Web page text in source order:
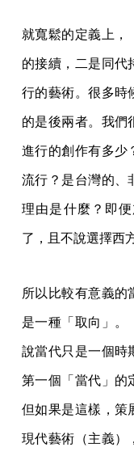
就寬鬆的定義上，
的接續，二是同代
行的藝術。很多時
的是後兩者。我們
進行的創作有多少
流行？是台灣的、
理由是什麼？即
了，且不說選擇西
所以比較有意義的
是一種「取向」。
說當代只是一個時
第一個「當代」的
但如果是這樣，策
現代藝術（主義）